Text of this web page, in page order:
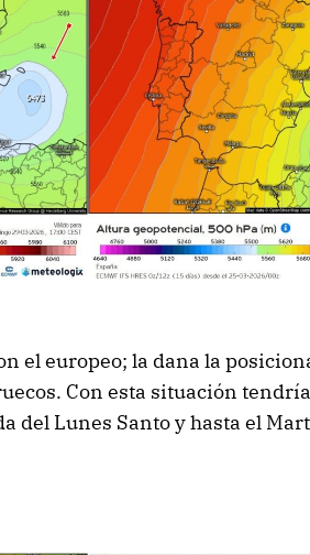
el europeo; la dana la
Con esta situación
del Lunes Santo y hasta el